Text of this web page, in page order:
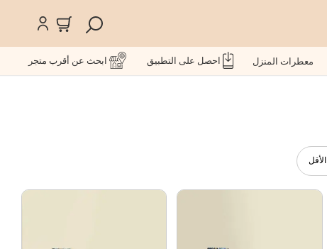
معطرات المنزل احصل على التطبيق ابحث عن أقرب متجر